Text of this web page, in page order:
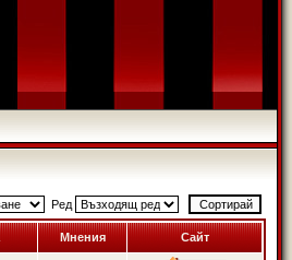
Ред
Мнения Сайт